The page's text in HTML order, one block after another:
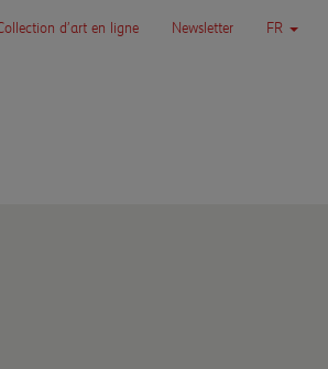
d’art en ligne Newsletter FR